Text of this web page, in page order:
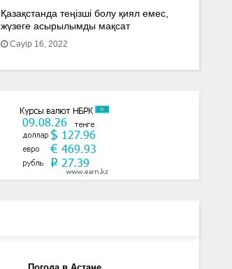
Қазақстанда теңізші болу қиял емес,
жүзеге асырылымды мақсат
Сәуір 16, 2022